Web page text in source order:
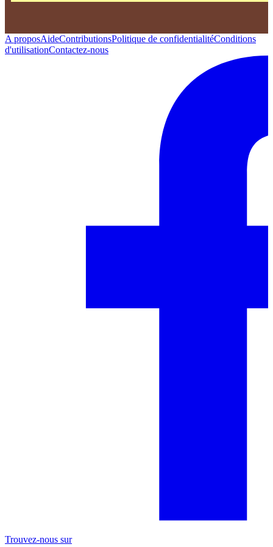
A proposAideContributionsPolitique de confidentialitéConditions
d'utilisationContactez-nous
Trouvez-nous sur